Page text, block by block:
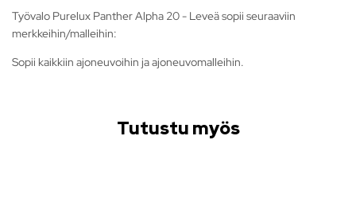
Työvalo Purelux Panther Alpha 20 - Leveä sopii seuraaviin
merkkeihin/malleihin:
Sopii kaikkiin ajoneuvoihin ja ajoneuvomalleihin.
Tutustu myös